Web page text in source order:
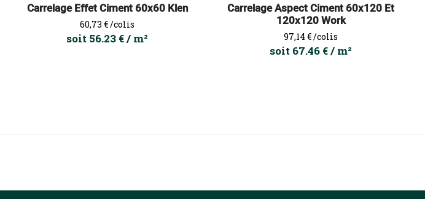
Carrelage Effet Ciment 60x60 Klen
Prix
60,73 €/colis
soit 56.23 € / m²
Carrelage Aspect Ciment 60x120 Et
120x120 Work
Prix
97,14 €/colis
soit 67.46 € / m²